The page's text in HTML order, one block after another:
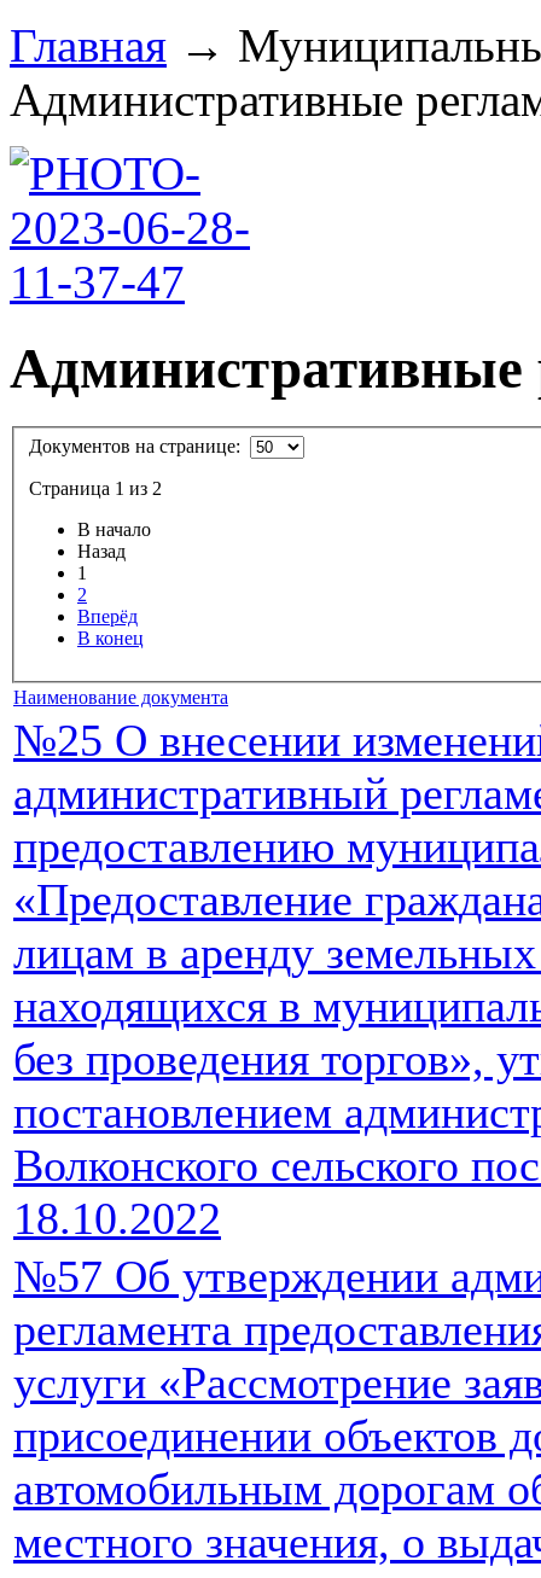
Главная →
Административные
Административные
Документов на странице:
Страница 1 из 2
В начало
Назад
1
2
Вперёд
В конец
Наименование документа
№25 О внесении
административный
предоставлению
«Предоставление
лицам в аренду земельных
находящихся в
без проведения торгов»,
постановлением
Волконского сельского
18.10.2022
№57 Об утверждении
регламента
услуги «Рассмотрение
присоединении объектов
автомобильным дорогам
местного значения, о